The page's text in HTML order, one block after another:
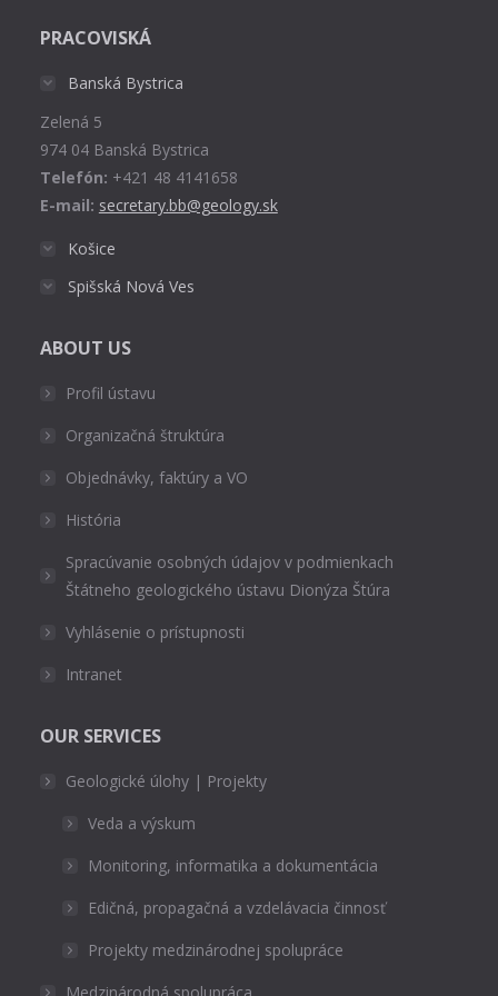
opens
window
PRACOVISKÁ
Banská Bystrica
Zelená 5
974 04 Banská Bystrica
Telefón: +421 48 4141658
E-mail: secretary.bb@geology.sk
Košice
Spišská Nová Ves
ABOUT US
Profil ústavu
Organizačná štruktúra
Objednávky, faktúry a VO
História
Spracúvanie osobných údajov v podmienkach
Štátneho geologického ústavu Dionýza Štúra
Vyhlásenie o prístupnosti
Intranet
OUR SERVICES
Geologické úlohy | Projekty
Veda a výskum
Monitoring, informatika a dokumentácia
Edičná, propagačná a vzdelávacia činnosť
Projekty medzinárodnej spolupráce